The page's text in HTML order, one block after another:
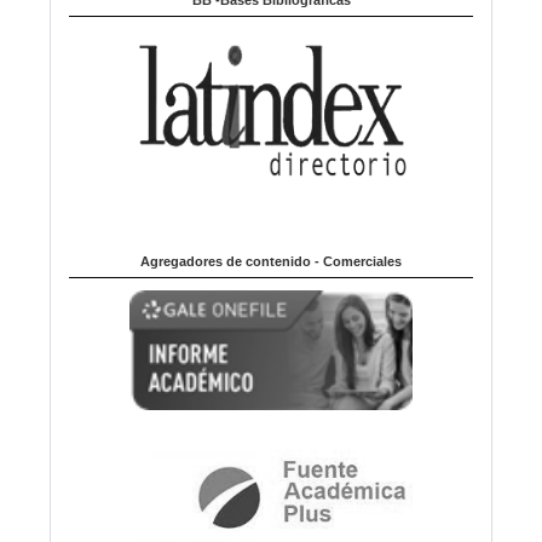
Agregadores de contenido - Comerciales